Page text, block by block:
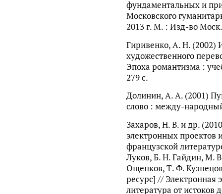
фундаментальных и
Московского
2013 г. М. : Изд-во
Гиривенко, А. Н. (2002)
художественного
Эпоха романтизма :
279 с.
Долинин, А. А. (2001)
слово : между-
Захаров, Н. В. и др.
электронных проектов
французской
Луков, Б. Н. Гайдин, М.
Ощепков, Т. Ф.
ресурс] // Электронная
литература от истоков